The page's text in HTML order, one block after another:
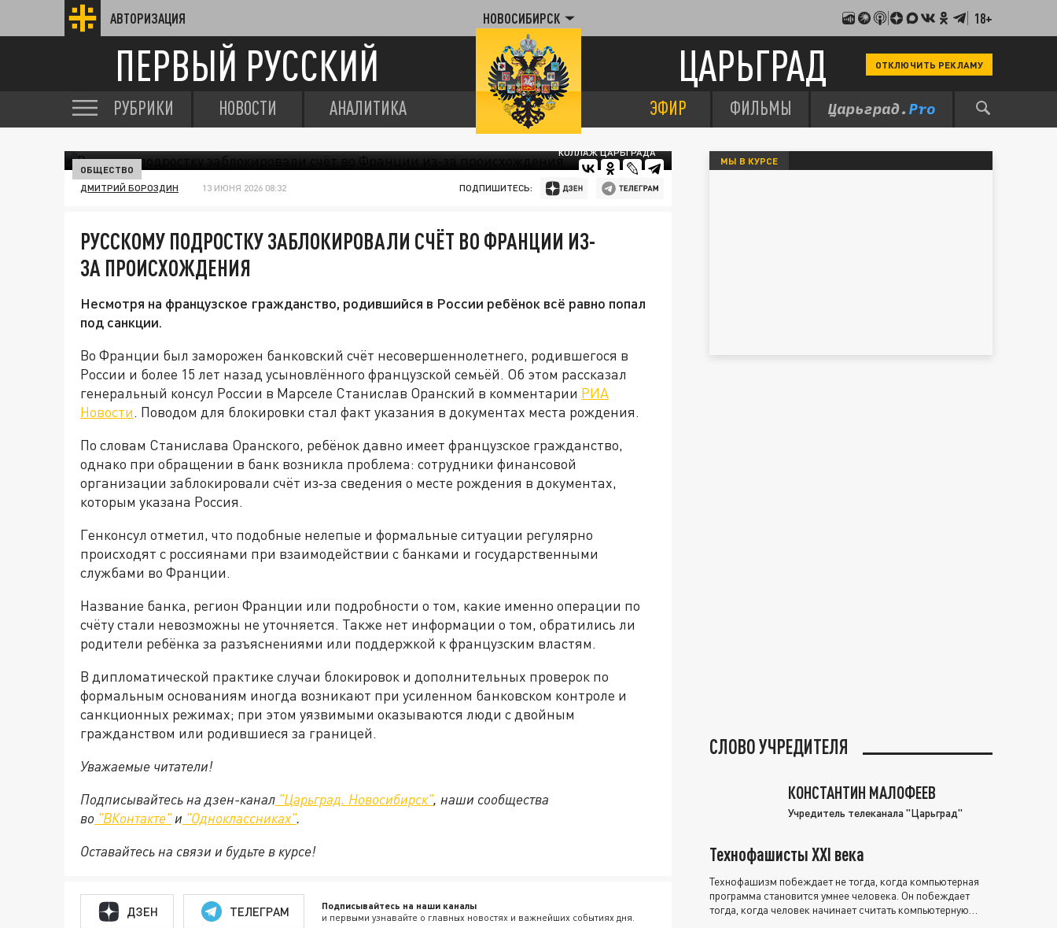
АВТОРИЗАЦИЯ НОВОСИБИРСК 18+
ПЕРВЫЙ РУССКИЙ ЦАРЬГРАД ОТКЛЮЧИТЬ РЕКЛАМУ
РУБРИКИ НОВОСТИ АНАЛИТИКА ЭФИР ФИЛЬМЫ
КОЛЛАЖ ЦАРЬГРАДА
ОБЩЕСТВО
ДМИТРИЙ БОРОЗДИН 13 ИЮНЯ 2026 08:32 ПОДПИШИТЕСЬ:
РУССКОМУ ПОДРОСТКУ ЗАБЛОКИРОВАЛИ СЧЁТ ВО ФРАНЦИИ ИЗ-
ЗА ПРОИСХОЖДЕНИЯ
Несмотря на французское гражданство, родившийся в России ребёнок всё равно попал
под санкции.
Во Франции был заморожен банковский счёт несовершеннолетнего, родившегося в
России и более 15 лет назад усыновлённого французской семьёй. Об этом рассказал
генеральный консул России в Марселе Станислав Оранский в комментарии РИА
Новости. Поводом для блокировки стал факт указания в документах места рождения.
По словам Станиcлава Оранского, ребёнок давно имеет французское гражданство,
однако при обращении в банк возникла проблема: сотрудники финансовой
организации заблокировали счёт из‑за сведения о месте рождения в документах,
которым указана Россия.
Генконсул отметил, что подобные нелепые и формальные ситуации регулярно
происходят с россиянами при взаимодействии с банками и государственными
службами во Франции.
Название банка, регион Франции или подробности о том, какие именно операции по
счёту стали невозможны не уточняется. Также нет информации о том, обратились ли
родители ребёнка за разъяснениями или поддержкой к французским властям.
В дипломатической практике случаи блокировок и дополнительных проверок по
формальным основаниям иногда возникают при усиленном банковском контроле и
санкционных режимах; при этом уязвимыми оказываются люди с двойным
гражданством или родившиеся за границей.
Уважаемые читатели!
Подписывайтесь на дзен-канал "Царьград. Новосибирск", наши сообщества
во "ВКонтакте"и "Одноклассниках".
Оставайтесь на связи и будьте в курсе!
ДЗЕН ТЕЛЕГРАМ Подписывайтесь на наши каналы
и первыми узнавайте о главных новостях и важнейших событиях дня.
МЫ В КУРСЕ
СЛОВО УЧРЕДИТЕЛЯ
КОНСТАНТИН МАЛОФЕЕВ
Учредитель телеканала "Царьград"
Технофашисты XXI века
Технофашизм побеждает не тогда, когда компьютерная
программа становится умнее человека. Он побеждает
тогда, когда человек начинает считать компьютерную